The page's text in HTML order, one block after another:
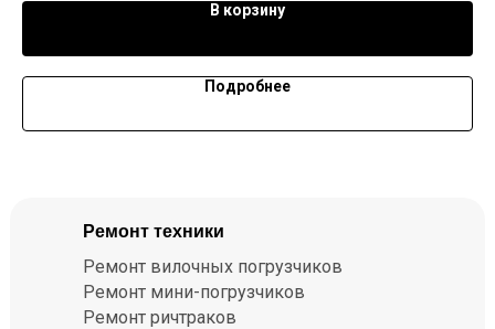
В корзину
Подробнее
Ремонт вилочных погрузчиков
Ремонт мини-погрузчиков
Ремонт ричтраков
Ремонт техники